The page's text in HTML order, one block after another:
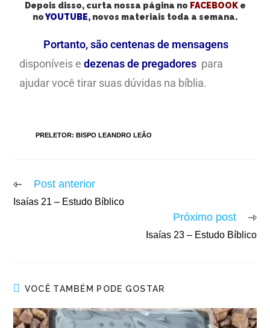
Depois disso, curta nossa página no FACEBOOKe
noYOUTUBE, novos materiais toda a semana.
Portanto, são centenas de mensagens
disponíveis edezenas de pregadores para
ajudar você tirar suas dúvidas na bíblia.
PRELETOR: BISPO LEANDRO LEÃO
Post anterior
Isaías 21 – Estudo Bíblico
Próximo post
Isaías 23 – Estudo Bíblico
VOCÊ TAMBÉM PODE GOSTAR